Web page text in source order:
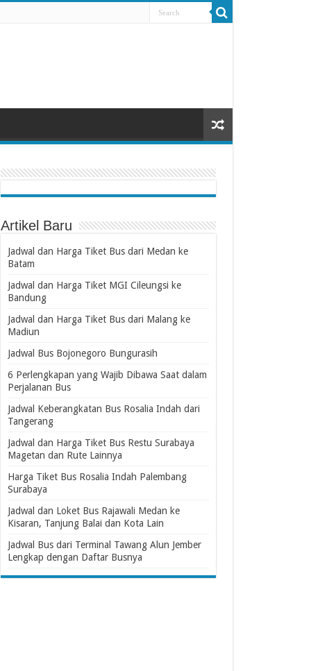
Artikel Baru
Jadwal dan Harga Tiket Bus dari Medan ke
Batam
Jadwal dan Harga Tiket MGI Cileungsi ke
Bandung
Jadwal dan Harga Tiket Bus dari Malang ke
Madiun
Jadwal Bus Bojonegoro Bungurasih
6 Perlengkapan yang Wajib Dibawa Saat dalam
Perjalanan Bus
Jadwal Keberangkatan Bus Rosalia Indah dari
Tangerang
Jadwal dan Harga Tiket Bus Restu Surabaya
Magetan dan Rute Lainnya
Harga Tiket Bus Rosalia Indah Palembang
Surabaya
Jadwal dan Loket Bus Rajawali Medan ke
Kisaran, Tanjung Balai dan Kota Lain
Jadwal Bus dari Terminal Tawang Alun Jember
Lengkap dengan Daftar Busnya